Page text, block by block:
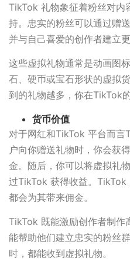
TikTok 礼物象征着粉丝对内
持。忠实的粉丝可以通过赠
并与自己喜爱的创作者建立
这些虚拟礼物通常是动画图
石、硬币或宝石形状的虚拟
到的礼物越多，你在TikTok
货币价值
对于网红和TikTok 平台而言
户向你赠送礼物时，你会获
金。随后，你可以将虚拟礼
过TikTok 获得收益。TikTok
都会为其带来佣金。
TikTok 既能激励创作者制作
能帮助他们建立忠实的粉丝
时，都能收到虚拟礼物。